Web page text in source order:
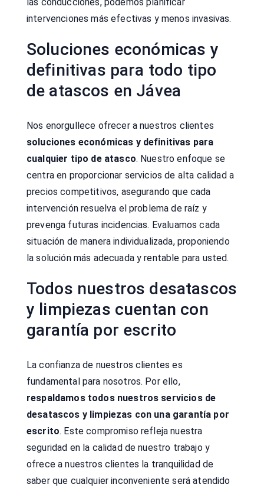
intervenciones más efectivas y menos invasivas.
Soluciones económicas y
definitivas para todo tipo
de atascos en Jávea
Nos enorgullece ofrecer a nuestros clientes
soluciones económicas y definitivas para
cualquier tipo de atasco. Nuestro enfoque se
centra en proporcionar servicios de alta calidad a
precios competitivos, asegurando que cada
intervención resuelva el problema de raíz y
prevenga futuras incidencias. Evaluamos cada
situación de manera individualizada, proponiendo
la solución más adecuada y rentable para usted.
Todos nuestros desatascos
y limpiezas cuentan con
garantía por escrito
La confianza de nuestros clientes es
fundamental para nosotros. Por ello,
respaldamos todos nuestros servicios de
desatascos y limpiezas con una garantía por
escrito. Este compromiso refleja nuestra
seguridad en la calidad de nuestro trabajo y
ofrece a nuestros clientes la tranquilidad de
saber que cualquier inconveniente será atendido